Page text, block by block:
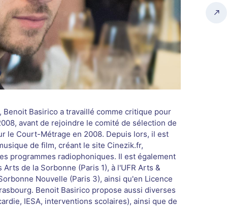
Basirico a travaillé comme critique pour
avant de rejoindre le comité de sélection de
le Court-Métrage en 2008. Depuis lors, il est
de film, créant le site Cinezik.fr,
programmes radiophoniques. Il est également
de la Sorbonne (Paris 1), à l'UFR Arts &
Nouvelle (Paris 3), ainsi qu'en Licence
Benoit Basirico propose aussi diverses
IESA, interventions scolaires), ainsi que de